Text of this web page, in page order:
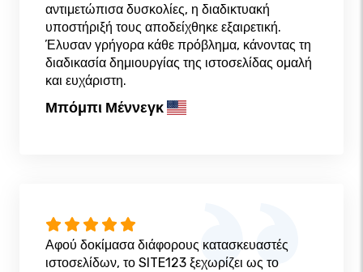
αντιμετώπισα δυσκολίες, η διαδικτυακή
υποστήριξή τους αποδείχθηκε εξαιρετική.
Έλυσαν γρήγορα κάθε πρόβλημα, κάνοντας τη
διαδικασία δημιουργίας της ιστοσελίδας ομαλή
και ευχάριστη.
Μπόμπι Μέννεγκ
Αφού δοκίμασα διάφορους κατασκευαστές
ιστοσελίδων, το SITE123 ξεχωρίζει ως το